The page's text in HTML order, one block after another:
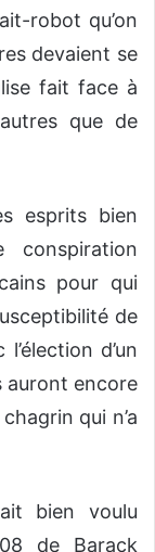
robot qu’on
devaient se
fait face à
que de
esprits bien
pour qui
de
d’un
auront encore
qui n’a
bien voulu
de Barack